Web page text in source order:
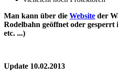
Man kann über die Website der
Rodelbahn geöffnet oder gesperrt
etc. ...)
Update 10.02.2013